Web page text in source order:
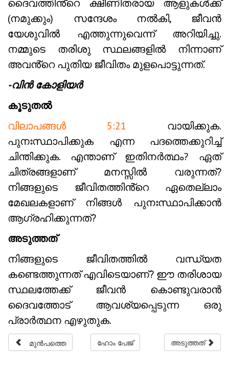
ദൈവത്തിൻ്റെ ക്ഷീണിതരായ ആളുകൾക്ക്
(നമുക്കും) സന്ദേശം നൽകി, ജീവൻ
യേശുവിൽ എത്തുന്നുവെന്ന് അറിയിച്ചു.
നമ്മുടെ തരിശു സ്ഥലങ്ങളിൽ നിന്നാണ്
അവൻ്റെ പുതിയ ജീവിതം മുളപൊട്ടുന്നത്.
-വിൻ കോളിയർ
കൂടുതൽ
വിലാപങ്ങൾ 5:21 വായിക്കുക.
പുനഃസ്ഥാപിക്കുക എന്ന പദത്തെക്കുറിച്ച്
ചിന്തിക്കുക. എന്താണ് ഇതിനർത്ഥം? ഏത്
ചിത്രങ്ങളാണ് മനസ്സിൽ വരുന്നത്?
നിങ്ങളുടെ ജീവിതത്തിൻ്റെ ഏതെല്ലാം
മേഖലകളാണ് നിങ്ങൾ പുനഃസ്ഥാപിക്കാൻ
ആഗ്രഹിക്കുന്നത്?
അടുത്തത്
നിങ്ങളുടെ ജീവിതത്തിൽ വന്ധ്യത
കണ്ടെത്തുന്നത് എവിടെയാണ്? ഈ തരിശായ
സ്ഥലത്തേക്ക് ജീവൻ കൊണ്ടുവരാൻ
ദൈവത്തോട് ആവശ്യപ്പെടുന്ന ഒരു
പ്രാർത്ഥന എഴുതുക.
മുൻപത്തെ ഹോം പേജ് അടുത്തത്